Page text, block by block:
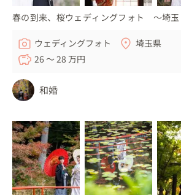
春の到来、桜ウェディングフォト 〜埼
ウェディングフォト
埼玉県
26 〜 28 万円
和婚